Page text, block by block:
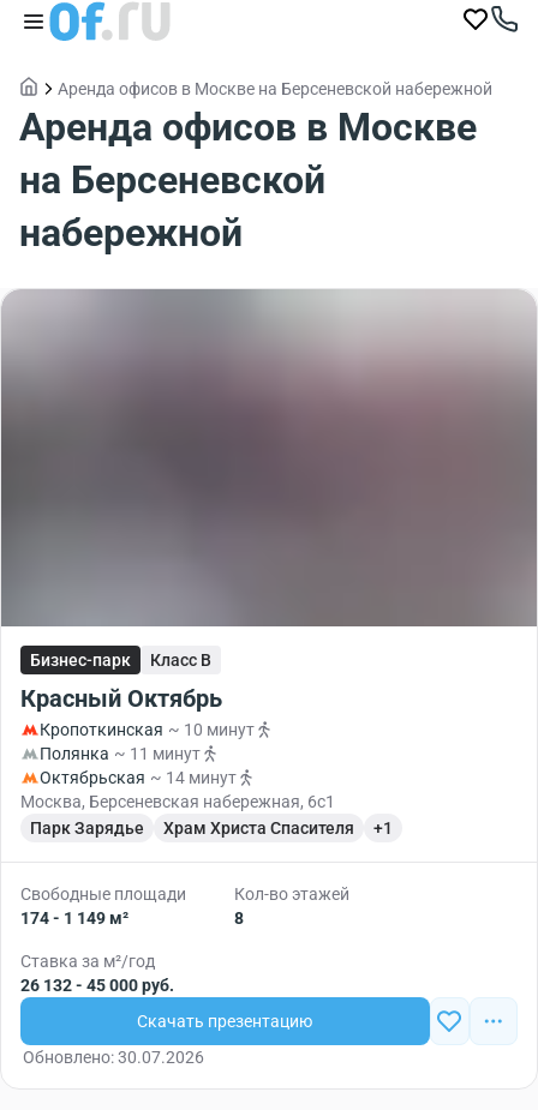
Аренда офисов в Москве на Берсеневской набережной
Аренда офисов в Москве
на Берсеневской
набережной
Бизнес-парк Класс B
Красный Октябрь
Кропоткинская ~ 10 минут
Полянка ~ 11 минут
Октябрьская ~ 14 минут
Москва, Берсеневская набережная, 6с1
Парк Зарядье
Храм Христа Спасителя +1
Свободные площади
174 - 1 149 м²
Кол-во этажей
8
Ставка за м²/год
26 132 - 45 000 руб.
Скачать презентацию
Обновлено: 30.07.2026